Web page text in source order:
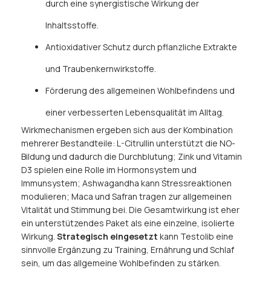
durch eine synergistische Wirkung der
Inhaltsstoffe.
Antioxidativer Schutz durch pflanzliche Extrakte
und Traubenkernwirkstoffe.
Förderung des allgemeinen Wohlbefindens und
einer verbesserten Lebensqualität im Alltag.
Wirkmechanismen ergeben sich aus der Kombination
mehrerer Bestandteile: L-Citrullin unterstützt die NO-
Bildung und dadurch die Durchblutung; Zink und Vitamin
D3 spielen eine Rolle im Hormonsystem und
Immunsystem; Ashwagandha kann Stressreaktionen
modulieren; Maca und Safran tragen zur allgemeinen
Vitalität und Stimmung bei. Die Gesamtwirkung ist eher
ein unterstützendes Paket als eine einzelne, isolierte
Wirkung. Strategisch eingesetzt kann Testolib eine
sinnvolle Ergänzung zu Training, Ernährung und Schlaf
sein, um das allgemeine Wohlbefinden zu stärken.